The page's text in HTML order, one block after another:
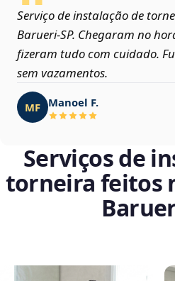
Serviço de instalação de
Barueri‑SP. Chegaram no
fizeram tudo com cuidado.
sem vazamentos.
MF Manoel F.
Serviços de
torneira feitos